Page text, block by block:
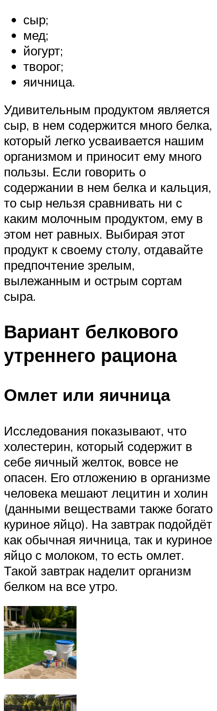
сыр;
мед;
йогурт;
творог;
яичница.
Удивительным продуктом является
сыр, в нем содержится много белка,
который легко усваивается нашим
организмом и приносит ему много
пользы. Если говорить о
содержании в нем белка и кальция,
то сыр нельзя сравнивать ни с
каким молочным продуктом, ему в
этом нет равных. Выбирая этот
продукт к своему столу, отдавайте
предпочтение зрелым,
вылежанным и острым сортам
сыра.
Вариант белкового
утреннего рациона
Омлет или яичница
Исследования показывают, что
холестерин, который содержит в
себе яичный желток, вовсе не
опасен. Его отложению в организме
человека мешают лецитин и холин
(данными веществами также богато
куриное яйцо). На завтрак подойдёт
как обычная яичница, так и куриное
яйцо с молоком, то есть омлет.
Такой завтрак наделит организм
белком на все утро.